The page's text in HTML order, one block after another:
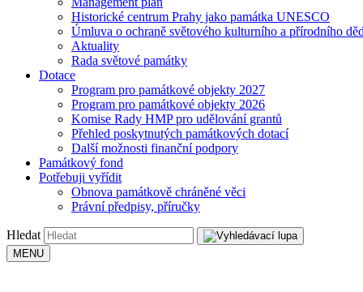
Historické centrum Prahy jako památka UNESCO
Úmluva o ochraně světového kulturního a přírodního
Aktuality
Rada světové památky
Dotace
Program pro památkové objekty 2027
Program pro památkové objekty 2026
Komise Rady HMP pro udělování grantů
Přehled poskytnutých památkových dotací
Další možnosti finanční podpory
Památkový fond
Potřebuji vyřídit
Obnova památkově chráněné věci
Právní předpisy, příručky
Hledat
MENU